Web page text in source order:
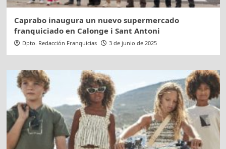
Caprabo inaugura un nuevo supermercado
franquiciado en Calonge i Sant Antoni
Dpto. Redacción Franquicias 3 de junio de 2025